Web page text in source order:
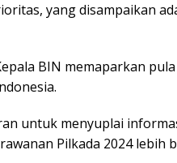
yang disampaikan
BIN memaparkan
untuk menyuplai
Pilkada 2024 lebih